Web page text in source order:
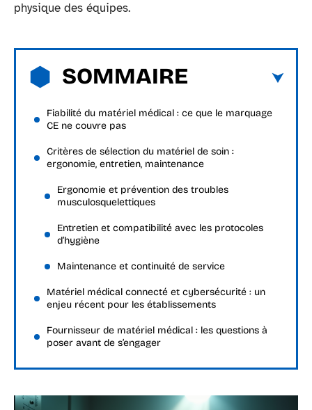
physique des équipes.
SOMMAIRE
Fiabilité du matériel médical : ce que le marquage
CE ne couvre pas
Critères de sélection du matériel de soin :
ergonomie, entretien, maintenance
Ergonomie et prévention des troubles
musculosquelettiques
Entretien et compatibilité avec les protocoles
d’hygiène
Maintenance et continuité de service
Matériel médical connecté et cybersécurité : un
enjeu récent pour les établissements
Fournisseur de matériel médical : les questions à
poser avant de s’engager